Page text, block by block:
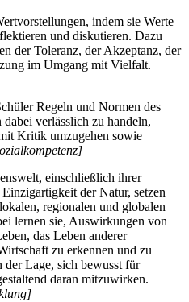
indem sie Werte
und diskutieren. Dazu
der Toleranz, der Akzeptanz, der
im Umgang mit Vielfalt.
Regeln und Normen des
verlässlich zu handeln,
Kritik umzugehen sowie
einschließlich ihrer
der Natur, setzen
regionalen und globalen
lernen sie, Auswirkungen von
das Leben anderer
zu erkennen und zu
der Lage, sich bewusst für
daran mitzuwirken.